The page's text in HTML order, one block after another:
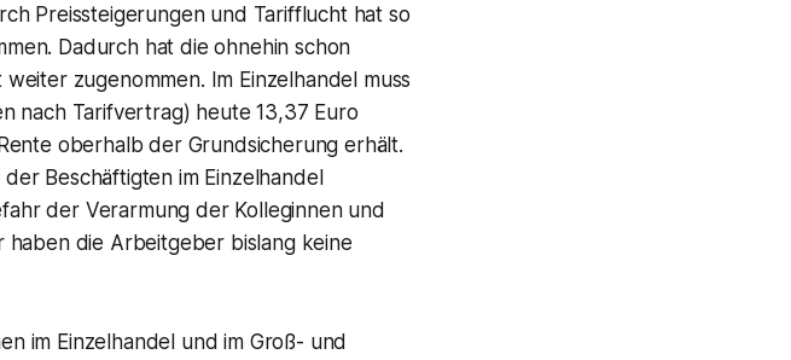
Preissteigerungen und Tarifflucht hat so
Dadurch hat die ohnehin schon
zugenommen. Im Einzelhandel muss
nach Tarifvertrag) heute 13,37 Euro
oberhalb der Grundsicherung erhält.
Beschäftigten im Einzelhandel
der Verarmung der Kolleginnen und
die Arbeitgeber bislang keine
im Einzelhandel und im Groß- und